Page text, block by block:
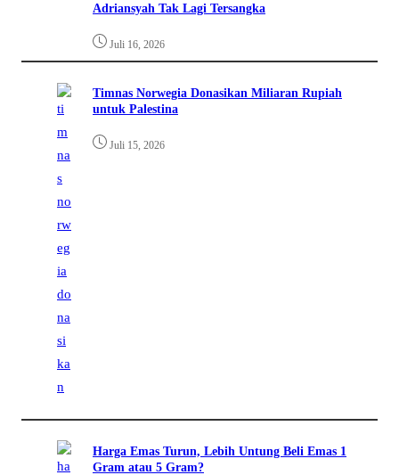
Adriansyah Tak Lagi Tersangka
Juli 16, 2026
Timnas Norwegia Donasikan Miliaran Rupiah
untuk Palestina
Juli 15, 2026
Harga Emas Turun, Lebih Untung Beli Emas 1
Gram atau 5 Gram?